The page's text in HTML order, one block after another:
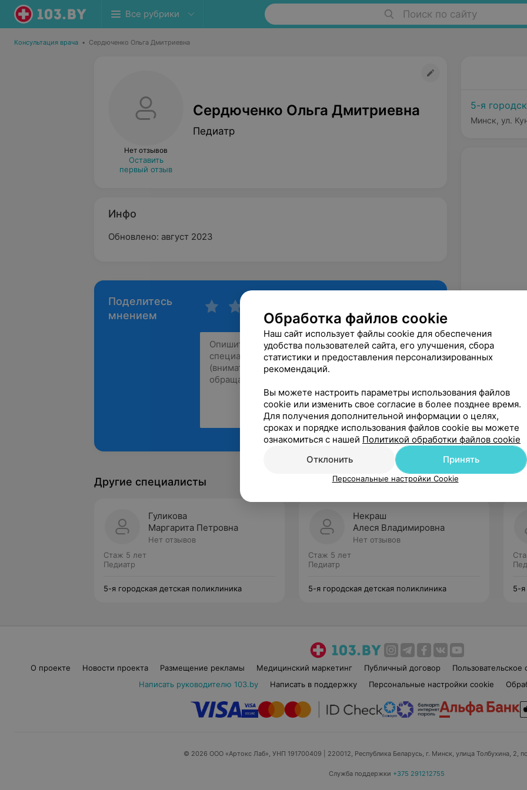
Все рубрики Поиск по сайту
Консультация врача • Сердюченко Ольга Дмитриевна
Нет отзывов
Оставить
первый отзыв
Сердюченко Ольга Дмитриевна
Педиатр
Инфо
Обновлено: август 2023
Поделитесь
мнением
Рекомендую
5-я
Минск, ул.
Другие специалисты
Гуликова
Маргарита Петровна
Нет отзывов
Стаж 5 лет
Педиатр
5-я городская детская поликлиника
Некраш
Алеся Владимировна
Нет отзывов
Стаж 5 лет
Педиатр
5-я городская детская поликлиника 5-я
О проекте Новости проекта Размещение рекламы Медицинский маркетинг Публичный договор Пользовательское
Написать руководителю 103.by
Написать в поддержку Персональные настройки cookie
© 2026 ООО «Артокс Лаб», УНП 191700409 | 220012, Республика Беларусь, г. Минск, улица Толбухина, 2,
Служба поддержки +375 291212755
Обработка файлов cookie
Наш сайт использует файлы cookie для обеспечения
удобства пользователей сайта, его улучшения, сбора
статистики и предоставления персонализированных
рекомендаций.
Вы можете настроить параметры использования файлов
cookie или изменить свое согласие в более позднее время.
Для получения дополнительной информации о целях,
сроках и порядке использования файлов cookie вы можете
ознакомиться с нашей Политикой обработки файлов cookie
Отклонить
Принять
Персональные настройки Cookie